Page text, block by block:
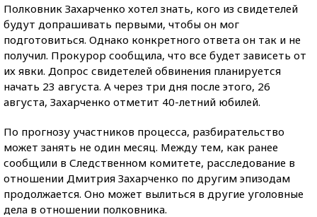
Полковник Захарченко хотел знать, кого из свидетелей
будут допрашивать первыми, чтобы он мог
подготовиться. Однако конкретного ответа он так и не
получил. Прокурор сообщила, что все будет зависеть от
их явки. Допрос свидетелей обвинения планируется
начать 23 августа. А через три дня после этого, 26
августа, Захарченко отметит 40-летний юбилей.
По прогнозу участников процесса, разбирательство
может занять не один месяц. Между тем, как ранее
сообщили в Следственном комитете, расследование в
отношении Дмитрия Захарченко по другим эпизодам
продолжается. Оно может вылиться в другие уголовные
дела в отношении полковника.